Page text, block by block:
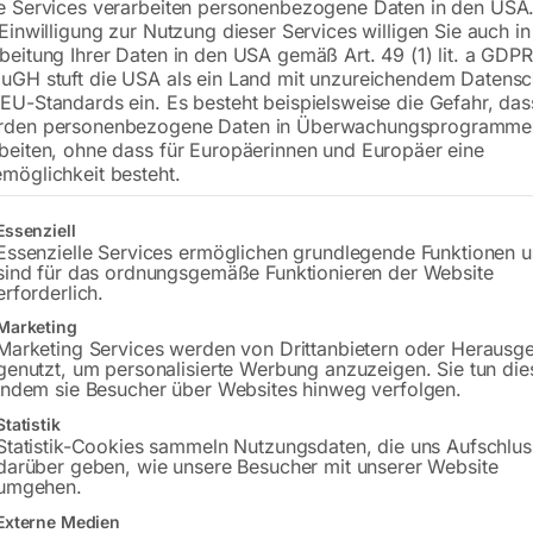
inkl. Absaughaube, Ausleger und
€2.460,00
Versandkosten Standard (Österreich):
Bitte beachten Sie: Die Versandkosten
Services verarbeiten personenbezogene Daten in den
zur Nutzung dieser Services willigen Sie auch
Ihrer Daten in den USA gemäß Art. 49 (1) lit. a
stuft die USA als ein Land mit unzureichendem
Standards ein. Es besteht beispielsweise die Gefahr,
personenbezogene Daten in
ohne dass für Europäerinnen und Europäer eine
besteht.
eine Liste der Service-Gruppen, für die eine Einwilligung erteilt
Services ermöglichen grundlegende Funktionen
für das ordnungsgemäße Funktionieren der Website
Services werden von Drittanbietern oder
um personalisierte Werbung anzuzeigen. Sie tun
sie Besucher über Websites hinweg verfolgen.
Cookies sammeln Nutzungsdaten, die uns
geben, wie unsere Besucher mit unserer Website
Medien